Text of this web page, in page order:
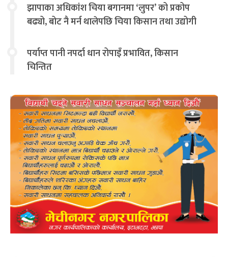
झापाका अधिकांश चिया बगानमा ‘लुपर’ को प्रकोप
बढ्यो, बोट नै मर्न थालेपछि चिया किसान तथा उद्योगी
पर्याप्त पानी नपर्दा धान रोपाइँ प्रभावित, किसान
चिन्तित